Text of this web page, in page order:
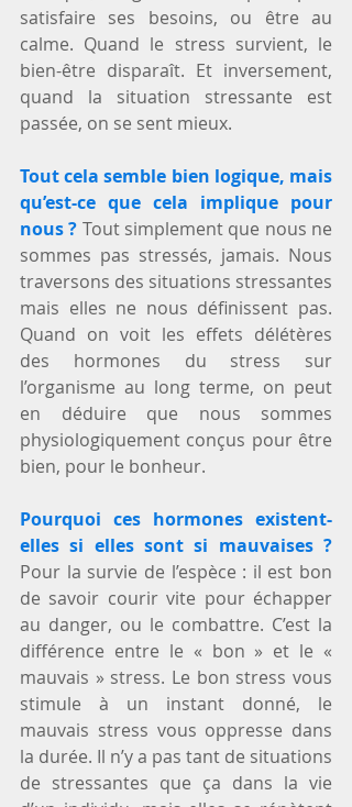
satisfaire ses besoins, ou être au
calme. Quand le stress survient, le
bien-être disparaît. Et inversement,
quand la situation stressante est
passée, on se sent mieux.
Tout cela semble bien logique, mais
qu’est-ce que cela implique pour
nous ? Tout simplement que nous ne
sommes pas stressés, jamais. Nous
traversons des situations stressantes
mais elles ne nous définissent pas.
Quand on voit les effets délétères
des hormones du stress sur
l’organisme au long terme, on peut
en déduire que nous sommes
physiologiquement conçus pour être
bien, pour le bonheur.
Pourquoi ces hormones existent-
Pour la survie de l’espèce : il est bon
de savoir courir vite pour échapper
au danger, ou le combattre. C’est la
différence entre le « bon » et le «
mauvais » stress. Le bon stress vous
stimule à un instant donné, le
mauvais stress vous oppresse dans
la durée. Il n’y a pas tant de situations
de stressantes que ça dans la vie